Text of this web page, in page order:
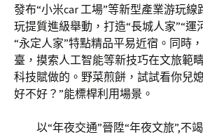
發布“小米car 工場”等新型產業游玩
玩提質進級舉動，打造“長城人家”“運
“永定人家”特點精品平易近宿。同時
臺，摸索人工智能等新技巧在文旅範
科技賦做的。野菜煎餅，試試看你兒
好不好？”能標桿利用場景。
以“年夜交通”晉陞“年夜文旅”,不